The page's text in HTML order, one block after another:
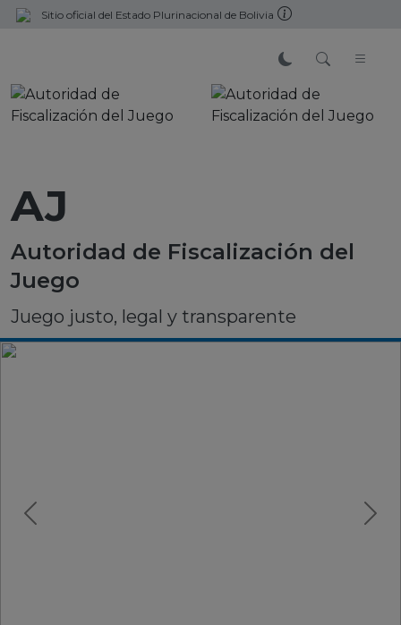
Sitio oficial del Estado Plurinacional de Bolivia
AJ
Autoridad de Fiscalización del
Juego
Juego justo, legal y transparente